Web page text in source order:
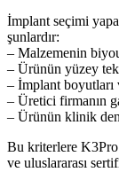
İmplant seçimi
şunlardır:
– Malzemenin
– Ürünün yüzey
– İmplant
– Üretici firmanın
– Ürünün klinik
Bu kriterlere
ve uluslararası